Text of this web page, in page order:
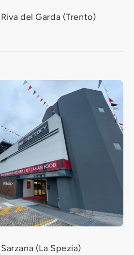
del Garda (Trento)
(La Spezia)